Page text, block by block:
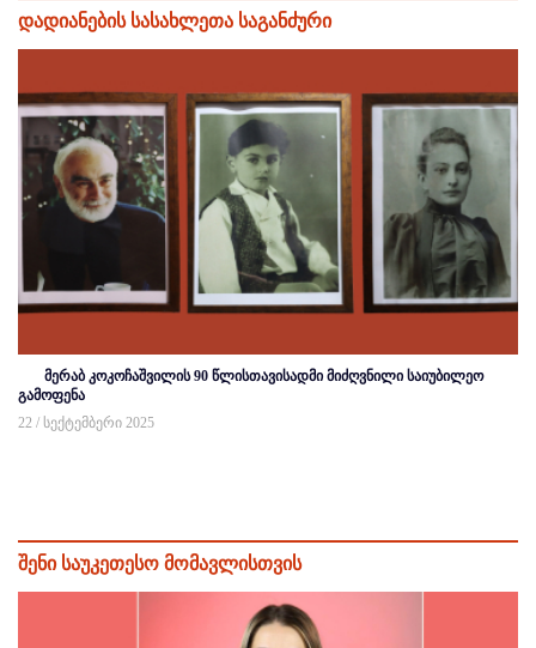
დადიანების სასახლეთა საგანძური
მერაბ კოკოჩაშვილის 90 წლისთავისადმი მიძღვნილი საიუბილეო
გამოფენა
22 / სექტემბერი 2025
შენი საუკეთესო მომავლისთვის